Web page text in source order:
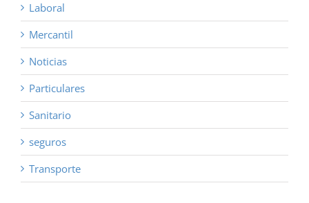
Laboral
Mercantil
Noticias
Particulares
Sanitario
seguros
Transporte